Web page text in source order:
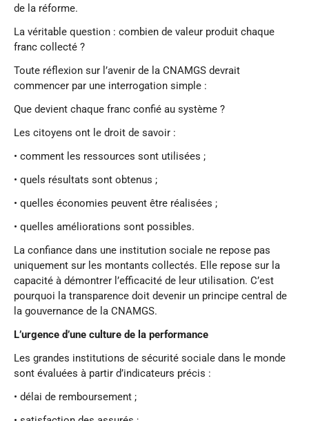
de la réforme.
La véritable question : combien de valeur produit chaque
franc collecté ?
Toute réflexion sur l’avenir de la CNAMGS devrait
commencer par une interrogation simple :
Que devient chaque franc confié au système ?
Les citoyens ont le droit de savoir :
• comment les ressources sont utilisées ;
• quels résultats sont obtenus ;
• quelles économies peuvent être réalisées ;
• quelles améliorations sont possibles.
La confiance dans une institution sociale ne repose pas
uniquement sur les montants collectés. Elle repose sur la
capacité à démontrer l’efficacité de leur utilisation. C’est
pourquoi la transparence doit devenir un principe central de
la gouvernance de la CNAMGS.
L’urgence d’une culture de la performance
Les grandes institutions de sécurité sociale dans le monde
sont évaluées à partir d’indicateurs précis :
• délai de remboursement ;